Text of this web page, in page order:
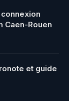
Caen-Rouen
et guide